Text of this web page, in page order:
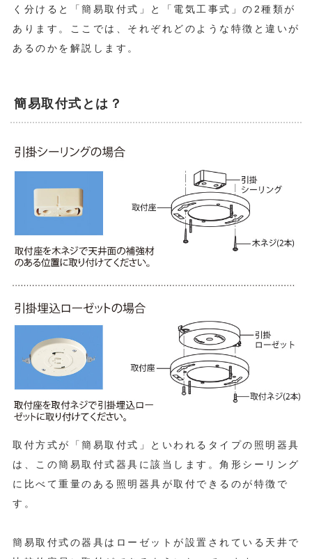
く分けると「簡易取付式」と「電気工事式」の2種類が
あります。ここでは、それぞれどのような特徴と違いが
あるのかを解説します。
簡易取付式とは？
取付方式が「簡易取付式」といわれるタイプの照明器具
は、この簡易取付式器具に該当します。角形シーリング
に比べて重量のある照明器具が取付できるのが特徴で
す。
簡易取付式の器具はローゼットが設置されている天井で